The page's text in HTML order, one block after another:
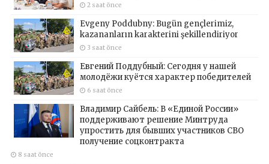
2 saat önce
Evgeny Poddubny: Bugün gençlerimiz,
kazananların karakterini şekillendiriyor
3 saat önce
Евгений Поддубный: Сегодня у нашей
молодёжи куётся характер победителей
6 saat önce
Владимир Сайбель: В «Единой России»
поддерживают решение Минтруда
упростить для бывших участников СВО
получение соцконтракта
8 saat önce